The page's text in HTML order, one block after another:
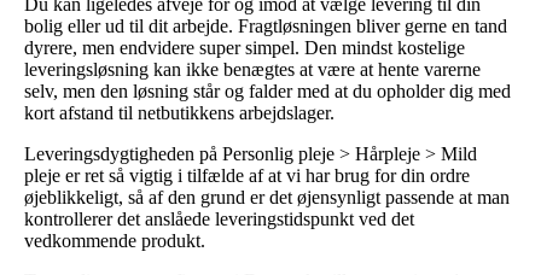
bolig eller ud til dit arbejde. Fragtløsningen bliver gerne en tand
dyrere, men endvidere super simpel. Den mindst kostelige
leveringsløsning kan ikke benægtes at være at hente varerne
selv, men den løsning står og falder med at du opholder dig med
kort afstand til netbutikkens arbejdslager.
Leveringsdygtigheden på Personlig pleje > Hårpleje > Mild
pleje er ret så vigtig i tilfælde af at vi har brug for din ordre
øjeblikkeligt, så af den grund er det øjensynligt passende at man
kontrollerer det anslåede leveringstidspunkt ved det
vedkommende produkt.